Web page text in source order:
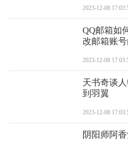
2023-12-08
QQ邮箱如
改邮箱账
2023-12-08
天书奇谈
到羽翼
2023-12-08
阴阳师阿